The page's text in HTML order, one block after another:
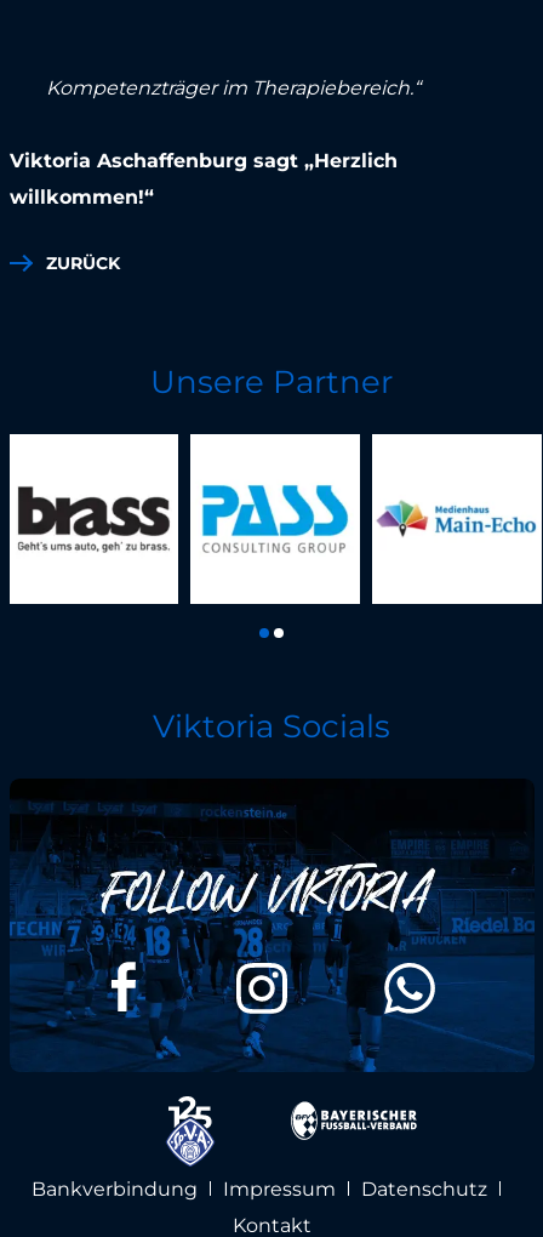
Kompetenzträger im Therapiebereich.“
Viktoria Aschaffenburg sagt „Herzlich
willkommen!“
ZURÜCK
Unsere Partner
Viktoria Socials
Bankverbindung Impressum
Datenschutz
Kontakt